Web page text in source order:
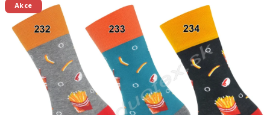
produktu
je
0,0
z
5
hvězdiček.
Akce